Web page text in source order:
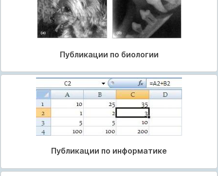
Публикации по биологии
Публикации по информатике